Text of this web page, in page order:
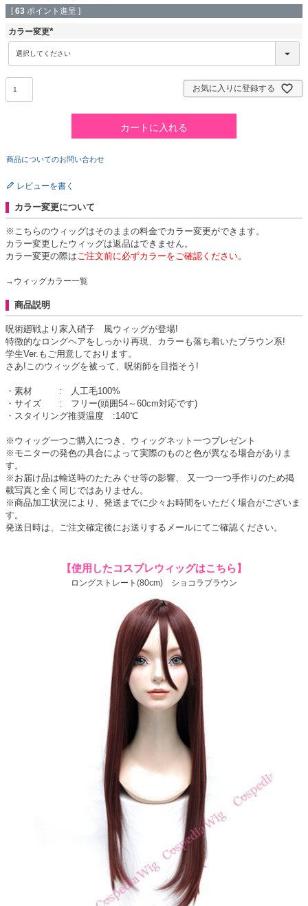
[ 63 ポイント進呈 ]
カラー変更
(
須
)
お気に入りに登録する
カートに入れる
商品についてのお問い合わせ
レビューを書く
カラー変更について
※こちらのウィッグはそのままの料金でカラー変更ができます。
カラー変更したウィッグは返品はできません。
カラー変更の際は ご注文前に必ずカラーをご確認ください。
→ウィッグカラー一覧
商品説明
呪術廻戦より家入硝子 風ウィッグが登場!
特徴的なロングヘアをしっかり再現、カラーも落ち着いたブラウン系!
学生Ver.もご用意しております。
さあ!このウィッグを被って、呪術師を目指そう!
・素材 : 人工毛100%
・サイズ : フリー(頭囲54～60cm対応です)
・スタイリング推奨温度 :140℃
※ウィッグ一つご購入につき、ウィッグネット一つプレゼント
※モニターの発色の具合によって実際のものと色が異なる場合がありま
す。
※お届け品は輸送時のたたみぐせ等の影響、 又一つ一つ手作りのため掲
載写真と全く同じではありません。
※商品加工状況により、発送までに少々お時間をいただく場合がございま
す。
発送日時は、ご注文確定後にお送りするメールにてご確認ください。
【使用したコスプレウィッグはこちら】
ロングストレート(80cm) ショコラブラウン